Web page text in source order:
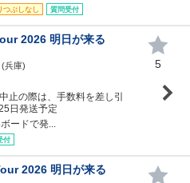
つぶしなし 質問受付
2026 明日が来る
兵庫)
止の際は、手数料を差し引
日発送予定
ードで発...
付
5
2026 明日が来る